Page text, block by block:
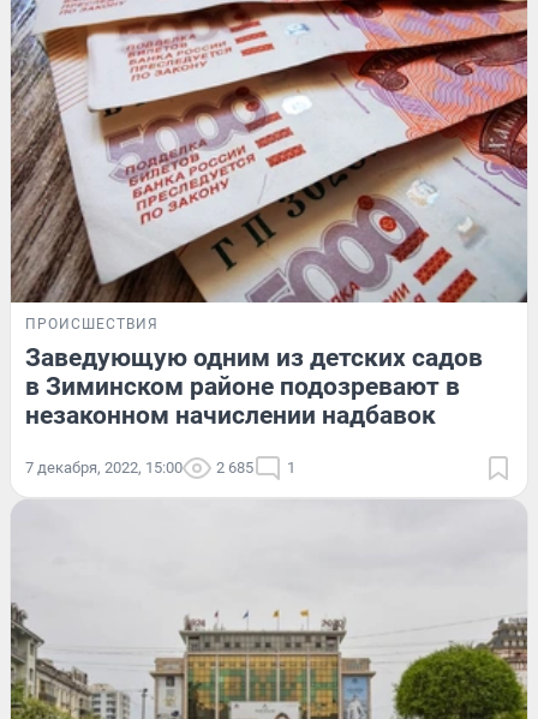
ПРОИСШЕСТВИЯ
Заведующую одним из детских садов
в Зиминском районе подозревают в
незаконном начислении надбавок
7 декабря, 2022, 15:00 2 685 1